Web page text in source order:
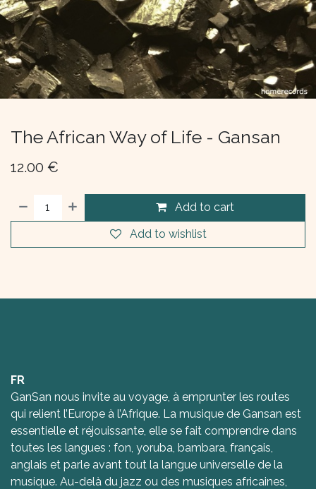
The African Way of Life - Gansan
12.00 €
Add to cart
Add to wishlist
FR
GanSan nous invite au voyage, à emprunter les routes
qui relient l’Europe à l’Afrique. La musique de Gansan est
essentielle et réjouissante, elle se fait comprendre dans
toutes les langues : fon, yoruba, bambara, français,
anglais et parle avant tout la langue universelle de la
musique. Au-delà du jazz ou des musiques africaines,